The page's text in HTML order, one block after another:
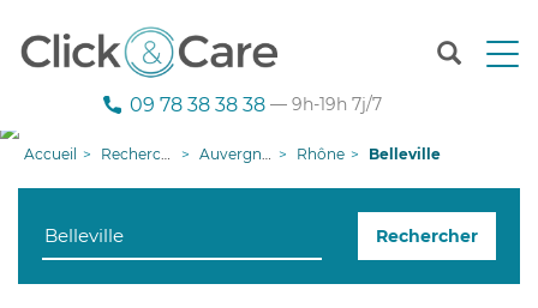
T
n
g
09 78 38 38 38 — 9h-19h 7j/7
Accueil Recherche aide à domicile Auvergne-Rhône-Alpes Rhône Belleville
Rechercher